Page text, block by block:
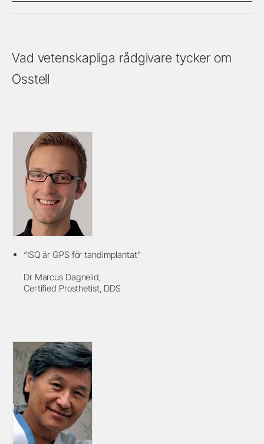
Vad vetenskapliga rådgivare tycker om
Osstell
“ISQ är GPS för tandimplantat”
Dr Marcus Dagnelid,
Certified Prosthetist, DDS